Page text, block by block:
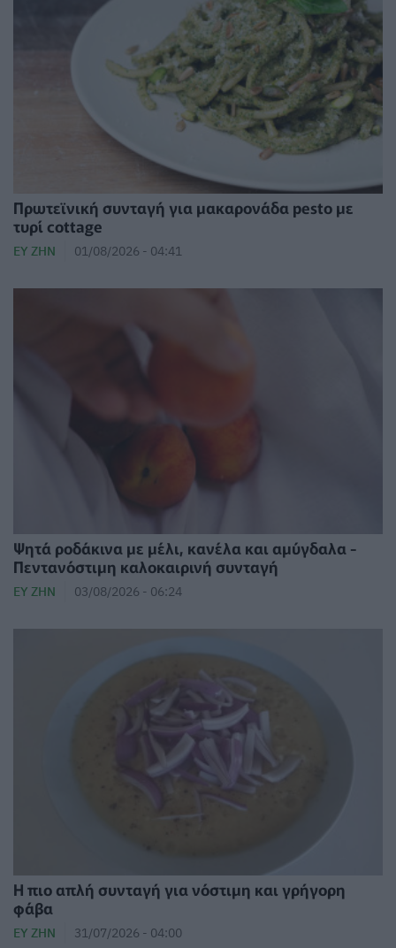
Πρωτεϊνική συνταγή για μακαρονάδα pesto με
τυρί cottage
ΕΥ ΖΗΝ 01/08/2026 - 04:41
Ψητά ροδάκινα με μέλι, κανέλα και αμύγδαλα -
Πεντανόστιμη καλοκαιρινή συνταγή
ΕΥ ΖΗΝ 03/08/2026 - 06:24
Η πιο απλή συνταγή για νόστιμη και γρήγορη
φάβα
ΕΥ ΖΗΝ 31/07/2026 - 04:00